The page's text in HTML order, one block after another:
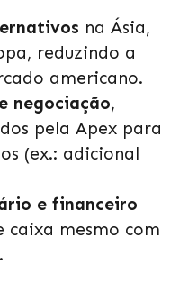
na Ásia,
reduzindo a
americano.
negociação,
pela Apex para
(ex.: adicional
e financeiro
mesmo com